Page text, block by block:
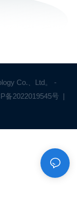
Co.、Ltd。 -
备2022019545号 |